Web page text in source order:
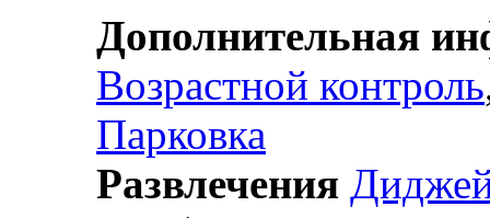
Дополнительная
Возрастной контроль
Парковка
Развлечения